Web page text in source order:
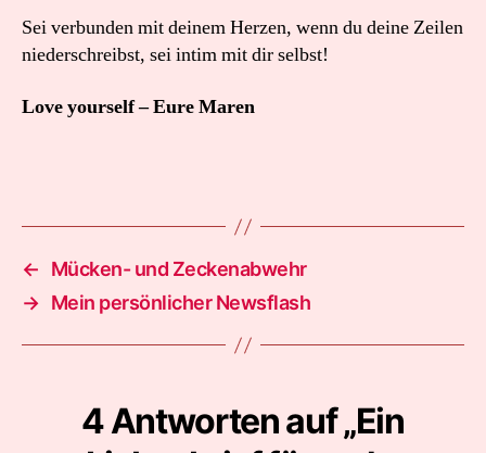
Sei verbunden mit deinem Herzen, wenn du deine Zeilen
niederschreibst, sei intim mit dir selbst!
Love yourself – Eure Maren
←
Mücken- und Zeckenabwehr
→ Mein persönlicher Newsflash
4 Antworten auf „Ein